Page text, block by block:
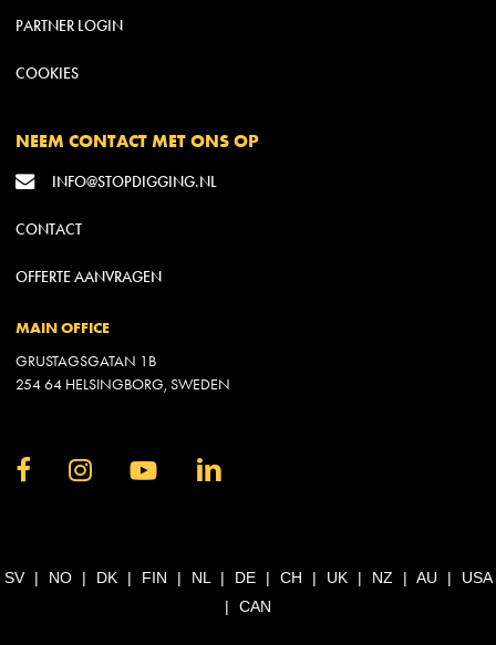
PARTNER LOGIN
COOKIES
NEEM CONTACT MET ONS OP
INFO@STOPDIGGING.NL
CONTACT
OFFERTE AANVRAGEN
MAIN OFFICE
GRUSTAGSGATAN 1B
254 64 HELSINGBORG, SWEDEN
SV| NO| DK| FIN | NL | DE| CH | UK| NZ | AU | USA
| CAN